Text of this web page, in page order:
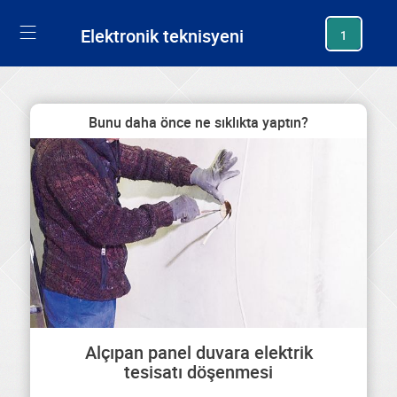
Elektronik teknisyeni 1
Bunu daha önce ne sıklıkta yaptın?
Alçıpan panel duvara elektrik
tesisatı döşenmesi